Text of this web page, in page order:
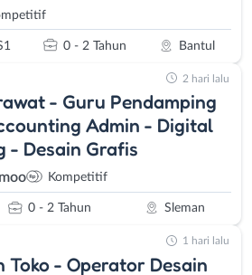
0 - 2 Tahun Bantul
- Guru Pendamping
Admin - Digital
- Desain Grafis
Kompetitif
0 - 2 Tahun Sleman
2 hari lalu
Toko - Operator Desain
1 hari lalu